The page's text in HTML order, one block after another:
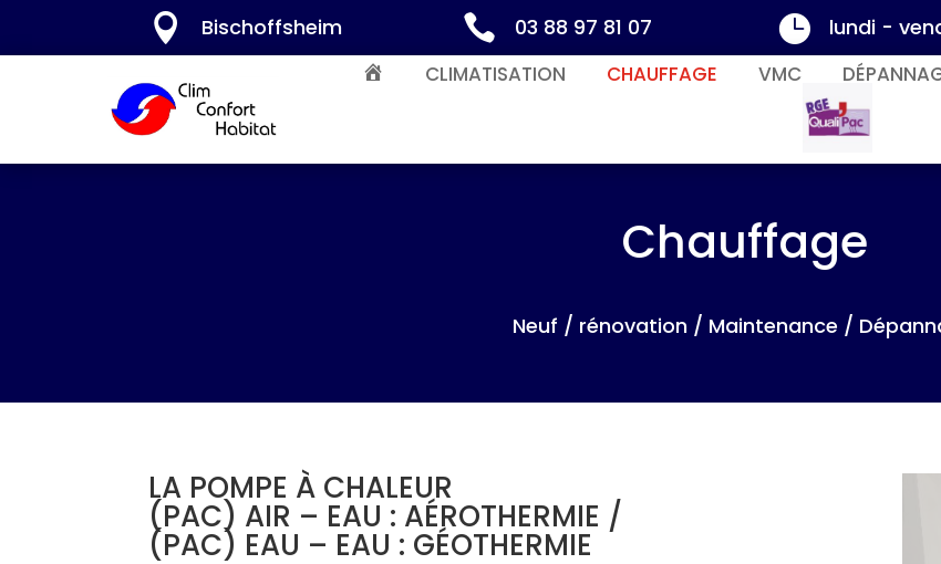
 Bischoffsheim  03 88 97 81 07  lundi -
ACCUEILCLIMATISATION CHAUFFAGE VMC
RGE
Chauffage
Neuf / rénovation / Maintenance /
LA POMPE À CHALEUR
(PAC) AIR – EAU : AÉROTHERMIE /
(PAC) EAU – EAU : GÉOTHERMIE